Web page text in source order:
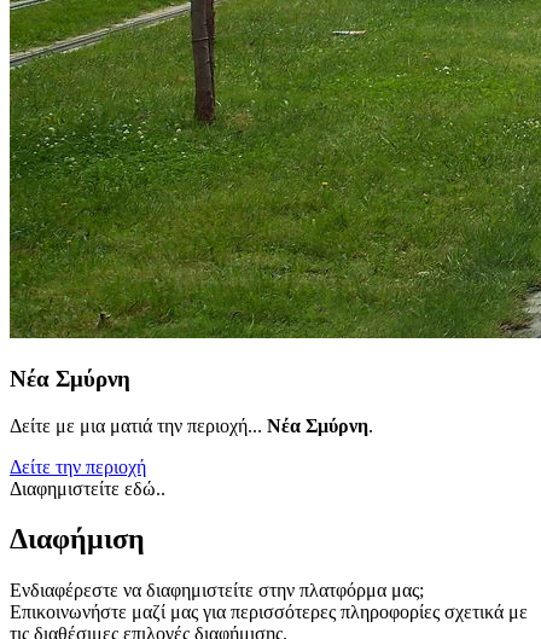
Νέα Σμύρνη
Δείτε με μια ματιά την περιοχή... Νέα Σμύρνη.
Δείτε την περιοχή
Διαφημιστείτε εδώ..
Διαφήμιση
Ενδιαφέρεστε να διαφημιστείτε στην πλατφόρμα μας;
Επικοινωνήστε μαζί μας για περισσότερες πληροφορίες σχετικά με
τις διαθέσιμες επιλογές διαφήμισης.